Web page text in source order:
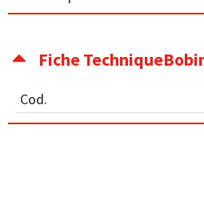
Fiche
Cod.